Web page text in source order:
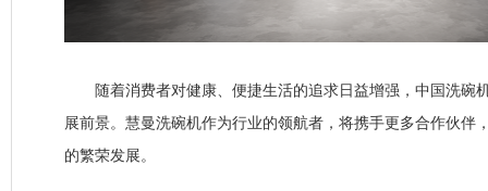
随着消费者对健康、便捷生活的追求日益增强，中国洗碗
展前景。慧曼洗碗机作为行业的领航者，将携手更多合作伙伴
的繁荣发展。